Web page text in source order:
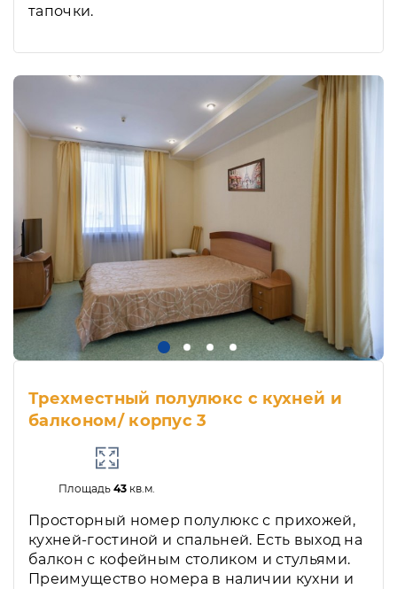
тапочки.
Трехместный полулюкс с кухней и
балконом/ корпус 3
Площадь43 кв.м.
Просторный номер полулюкс с прихожей,
кухней-гостиной и спальней. Есть выход на
балкон с кофейным столиком и стульями.
Преимущество номера в наличии кухни и